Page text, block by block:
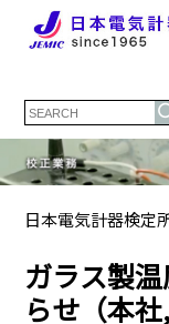
日本電気計器検定
ガラス製
らせ（本社